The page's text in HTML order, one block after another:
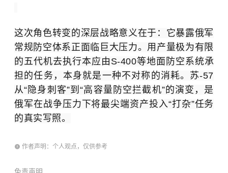
这次角色转变的深层战略意义在于：它暴露俄军
常规防空体系正面临巨大压力。用产量极为有限
的五代机去执行本应由S-400等地面防空系统承
担的任务，本身就是一种不对称的消耗。苏-57
从“隐身刺客”到“高容量防空拦截机”的演变，是
俄军在战争压力下将最尖端资产投入“打杂”任务
的真实写照。
作者声明：个人观点，仅供参考
免责声明